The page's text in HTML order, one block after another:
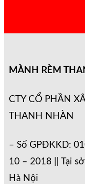
MÀNH RÈM
CTY CỔ PHẦN
THANH NHÀN
– Số GPĐKKD:
10 – 2018 || Tại
Hà Nội